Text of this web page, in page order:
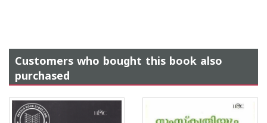
Customers who bought this book also
purchased